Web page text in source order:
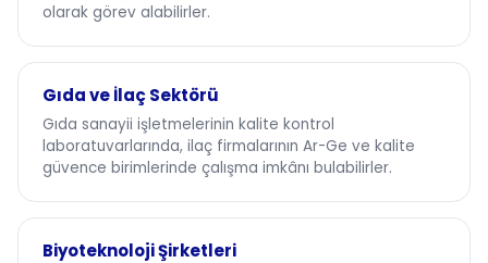
olarak görev alabilirler.
Gıda ve İlaç Sektörü
Gıda sanayii işletmelerinin kalite kontrol
laboratuvarlarında, ilaç firmalarının Ar-Ge ve kalite
güvence birimlerinde çalışma imkânı bulabilirler.
Biyoteknoloji Şirketleri